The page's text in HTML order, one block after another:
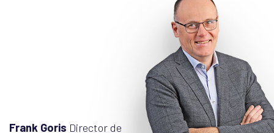
Frank Goris Director de